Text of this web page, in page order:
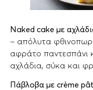
Naked cake με
– απόλυτα
αφράτο παντεσπάνι
αχλάδια, σύκα και
Πάβλοβα με crème